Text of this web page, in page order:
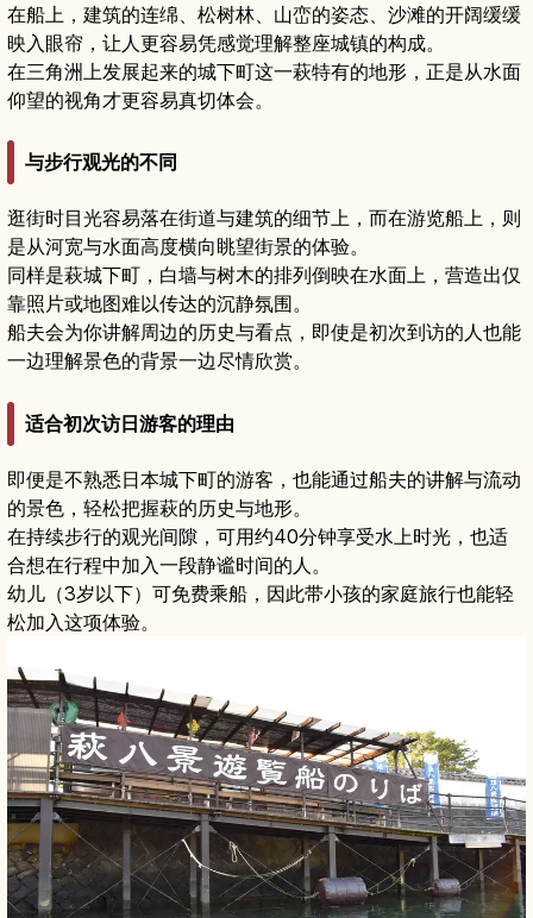
在船上，建筑的连绵、松树林、山峦的姿态、沙滩的开阔缓缓
映入眼帘，让人更容易凭感觉理解整座城镇的构成。
在三角洲上发展起来的城下町这一萩特有的地形，正是从水面
仰望的视角才更容易真切体会。
与步行观光的不同
逛街时目光容易落在街道与建筑的细节上，而在游览船上，则
是从河宽与水面高度横向眺望街景的体验。
同样是萩城下町，白墙与树木的排列倒映在水面上，营造出仅
靠照片或地图难以传达的沉静氛围。
船夫会为你讲解周边的历史与看点，即使是初次到访的人也能
一边理解景色的背景一边尽情欣赏。
适合初次访日游客的理由
即便是不熟悉日本城下町的游客，也能通过船夫的讲解与流动
的景色，轻松把握萩的历史与地形。
在持续步行的观光间隙，可用约40分钟享受水上时光，也适
合想在行程中加入一段静谧时间的人。
幼儿（3岁以下）可免费乘船，因此带小孩的家庭旅行也能轻
松加入这项体验。